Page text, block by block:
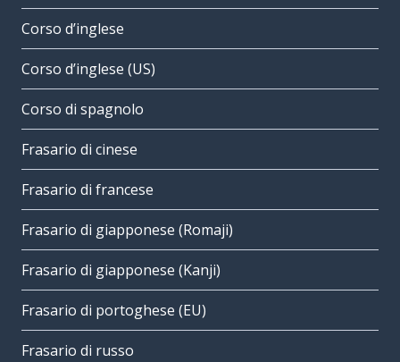
Corso d’inglese
Corso d’inglese (US)
Corso di spagnolo
Frasario di cinese
Frasario di francese
Frasario di giapponese (Romaji)
Frasario di giapponese (Kanji)
Frasario di portoghese (EU)
Frasario di russo